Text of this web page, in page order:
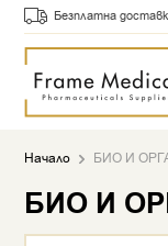
Безплатна
Начало БИО И
БИО И